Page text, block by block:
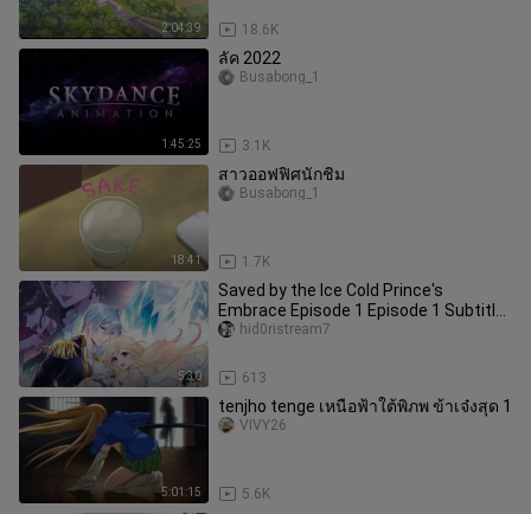
2:04:39 18.6K
1:45:25
ลัค 2022
3.1K
Busabong_1
18:41
สาวออฟฟิศนักชิม
1.7K
Busabong_1
5:30
Saved by the Ice Cold Prince's
Embrace Episode 1 Episode 1 Subtitle
Indonesia
613
hid0ristream7
5:01:15
tenjho tenge เหนือฟ้าใต้พิภพ ข้าเจ๋งสุด 1
5.6K
VIVY26